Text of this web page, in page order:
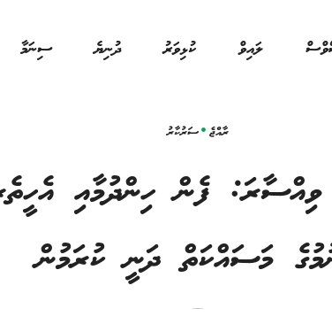
ލައިވް ކުޅިވަރު ދުނިޔެ ސިނަމާ
ރާއްޖެ ސަރުކާރު
ފެން ހިންދުމާއި
މަސައްކަތް ދަނީ ކުރަމުން